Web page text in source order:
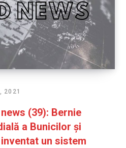
2021
(39): Bernie
a Bunicilor și
un sistem